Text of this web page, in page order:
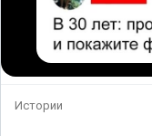
Истории